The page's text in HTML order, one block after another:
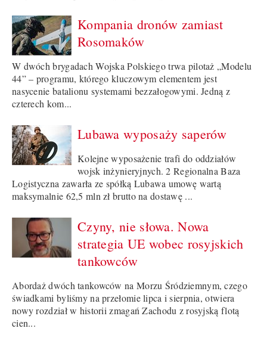
Kompania dronów zamiast
Rosomaków
W dwóch brygadach Wojska Polskiego trwa pilotaż „Modelu
44” – programu, którego kluczowym elementem jest
nasycenie batalionu systemami bezzałogowymi. Jedną z
czterech kom...
Lubawa wyposaży saperów
Kolejne wyposażenie trafi do oddziałów
wojsk inżynieryjnych. 2 Regionalna Baza
Logistyczna zawarła ze spółką Lubawa umowę wartą
maksymalnie 62,5 mln zł brutto na dostawę ...
Czyny, nie słowa. Nowa
strategia UE wobec rosyjskich
tankowców
Abordaż dwóch tankowców na Morzu Śródziemnym, czego
świadkami byliśmy na przełomie lipca i sierpnia, otwiera
nowy rozdział w historii zmagań Zachodu z rosyjską flotą
cien...